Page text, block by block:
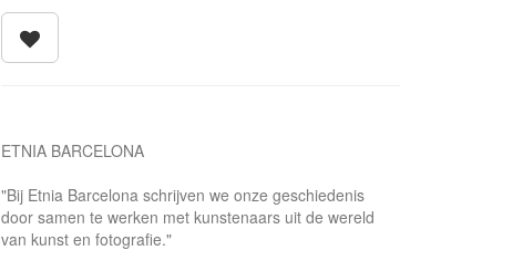
ETNIA BARCELONA
"Bij Etnia Barcelona schrijven we onze geschiedenis
door samen te werken met kunstenaars uit de wereld
van kunst en fotografie."